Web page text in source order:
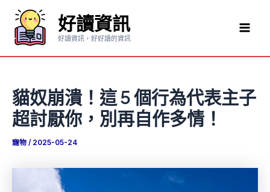
要
好讀資訊
好讀資訊，好好讀的資訊
貓奴崩潰！這 5 個行為代表主子
超討厭你，別再自作多情！
寵物 / 2025-05-24